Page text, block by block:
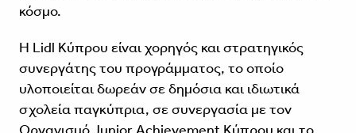
κόσμο.
Η Lidl Κύπρου είναι χορηγός και στρατηγικός
συνεργάτης του προγράμματος, το οποίο
υλοποιείται δωρεάν σε δημόσια και ιδιωτικά
σχολεία παγκύπρια, σε συνεργασία με τον